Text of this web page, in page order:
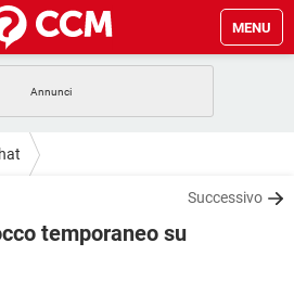
MENU
WHATSAPP
GAMING
Successivo
temporaneo su